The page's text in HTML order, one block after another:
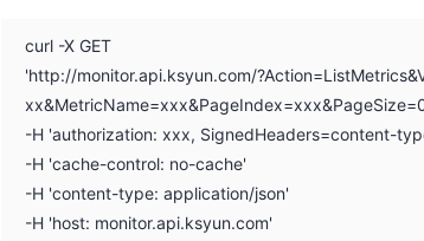
curl -X GET
'http://monitor.api.ksyun.com/
-H 'authorization: xxx, SignedHeaders=content-
-H 'cache-control: no-cache'
-H 'content-type: application/json'
-H 'host: monitor.api.ksyun.com'